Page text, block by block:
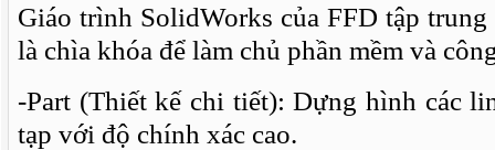
Giáo trình SolidWorks của FFD tập
là chìa khóa để làm chủ phần mềm và
-Part (Thiết kế chi tiết): Dựng hình các
tạp với độ chính xác cao.